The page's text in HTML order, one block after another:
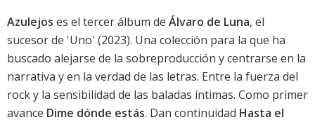
Azulejos es el tercer álbum de Álvaro de Luna, el
sucesor de 'Uno' (2023). Una colección para la que ha
buscado alejarse de la sobreproducción y centrarse en la
narrativa y en la verdad de las letras. Entre la fuerza del
rock y la sensibilidad de las baladas íntimas. Como primer
avance Dime dónde estás. Dan continuidad Hasta el